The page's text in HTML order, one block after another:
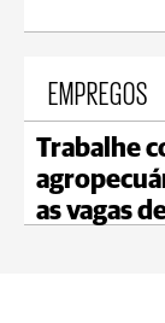
EMPREGOS
Trabalhe
as vagas